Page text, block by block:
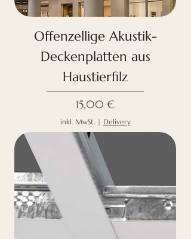
Offenzellige Akustik-
Deckenplatten aus
Haustierfilz
Preis
15,00 €
inkl. MwSt.| Delivery